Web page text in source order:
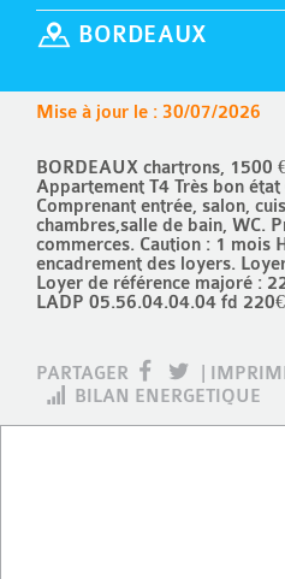
BORDEAUX
Mise à jour le : 30/07/2026
BORDEAUX chartrons, 1500
Appartement T4 Très bon
Comprenant entrée, salon,
chambres,salle de bain, WC.
commerces. Caution : 1 mois
encadrement des loyers.
Loyer de référence majoré :
LADP 05.56.04.04.04 fd 220€
PARTAGER
BILAN ENERGETIQUE